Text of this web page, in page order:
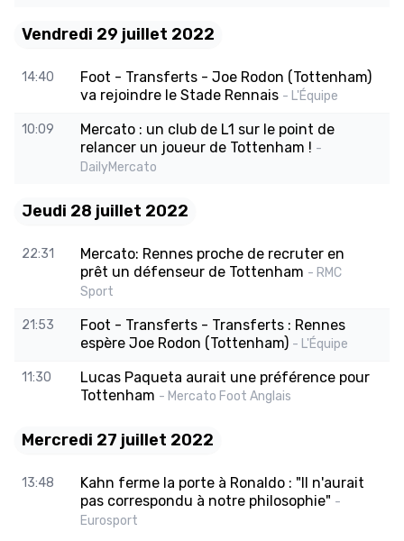
Vendredi 29 juillet 2022
14:40
Foot - Transferts - Joe Rodon (Tottenham)
va rejoindre le Stade Rennais - L'Équipe
10:09
Mercato : un club de L1 sur le point de
relancer un joueur de Tottenham ! -
DailyMercato
Jeudi 28 juillet 2022
22:31
Mercato: Rennes proche de recruter en
prêt un défenseur de Tottenham - RMC
Sport
21:53
Foot - Transferts - Transferts : Rennes
espère Joe Rodon (Tottenham) - L'Équipe
11:30
Lucas Paqueta aurait une préférence pour
Tottenham - Mercato Foot Anglais
Mercredi 27 juillet 2022
13:48
Kahn ferme la porte à Ronaldo : "Il n'aurait
pas correspondu à notre philosophie" -
Eurosport